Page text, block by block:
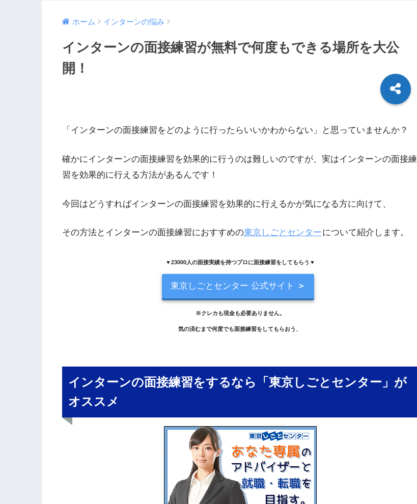
ホーム インターンの悩み
インターンの面接練習が無料で何度もできる場所を大公
開！
「インターンの面接練習をどのように行ったらいいかわからない」と思っていませんか？
確かにインターンの面接練習を効果的に行うのは難しいのですが、実はインターンの面接練
習を効果的に行える方法があるんです！
今回はどうすればインターンの面接練習を効果的に行えるかが気になる方に向けて、
その方法とインターンの面接練習におすすめの東京しごとセンターについて紹介します。
▼23000人の面接実績を持つプロに面接練習をしてもらう▼
東京しごとセンター 公式サイト ＞
※クレカも現金も必要ありません。
気の済むまで何度でも面接練習をしてもらおう
インターンの面接練習をするなら「東京しごとセンター」が
オススメ